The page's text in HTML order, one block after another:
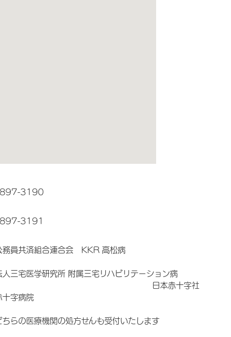
3190
3191
務員共済組合連合会 KKR 高松病
人三宅医学研究所 附属三宅リハビリテーション病
日本赤十字社
十字病院
ちらの医療機関の処方せんも受付いたします